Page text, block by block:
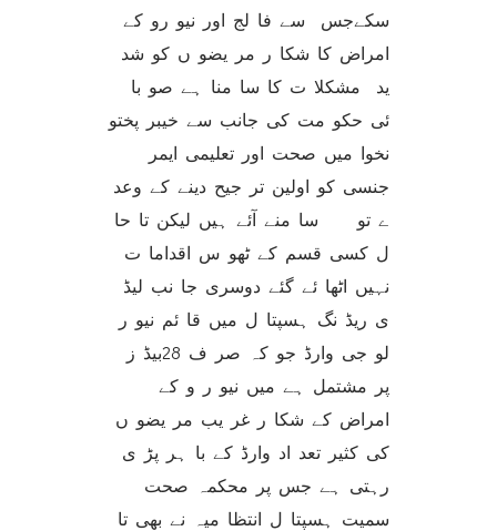
سکےجس سے فا لج اور نیو رو کے
امراض کا شکا ر مر یضو ں کو شد
ید مشکلا ت کا سا منا ہے صو با
ئی حکو مت کی جانب سے خیبر پختو
نخوا میں صحت اور تعلیمی ایمر
جنسی کو اولین تر جیح دینے کے وعد
ے تو سا منے آئے ہیں لیکن تا حا
ل کسی قسم کے ٹھو س اقداما ت
نہیں اٹھا ئے گئے دوسری جا نب لیڈ
ی ریڈ نگ ہسپتا ل میں قا ئم نیو ر
لو جی وارڈ جو کہ صر ف 28بیڈ ز
پر مشتمل ہے میں نیو ر و کے
امراض کے شکا ر غر یب مر یضو ں
کی کثیر تعد اد وارڈ کے با ہر پڑ ی
رہتی ہے جس پر محکمہ صحت
سمیت ہسپتا ل انتظا میہ نے بھی تا